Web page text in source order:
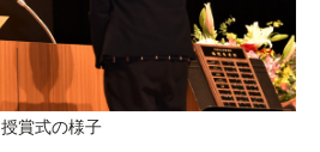
授賞式の様子